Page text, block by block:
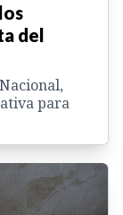
del
para